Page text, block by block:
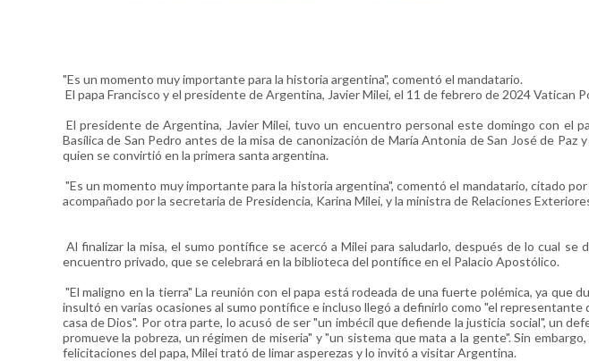
"Es un momento muy importante para la historia argentina", comentó el mandatario.
El papa Francisco y el presidente de Argentina, Javier Milei, el 11 de febrero de 2024 Vatican
El presidente de Argentina, Javier Milei, tuvo un encuentro personal este domingo con el
Basílica de San Pedro antes de la misa de canonización de María Antonia de San José de Paz
quien se convirtió en la primera santa argentina.
"Es un momento muy importante para la historia argentina", comentó el mandatario, citado
acompañado por la secretaria de Presidencia, Karina Milei, y la ministra de Relaciones
Al finalizar la misa, el sumo pontífice se acercó a Milei para saludarlo, después de lo cual se
encuentro privado, que se celebrará en la biblioteca del pontífice en el Palacio Apostólico.
"El maligno en la tierra" La reunión con el papa está rodeada de una fuerte polémica, ya que
insultó en varias ocasiones al sumo pontífice e incluso llegó a definirlo como "el representante
casa de Dios". Por otra parte, lo acusó de ser "un imbécil que defiende la justicia social", un
promueve la pobreza, un régimen de miseria" y "un sistema que mata a la gente". Sin
felicitaciones del papa, Milei trató de limar asperezas y lo invitó a visitar Argentina.